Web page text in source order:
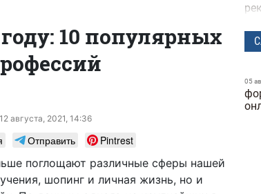
10 популярных
12 августа, 2021, 14:36
Отправить
Pintrest
поглощают различные сферы нашей
шопинг и личная жизнь, но и
05